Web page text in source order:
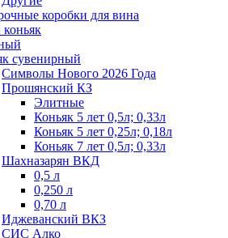
коробки для вина
сувенирный
Символы Нового 2026 Года
Прошянский КЗ
Элитные
Коньяк 5 лет 0,5л; 0,33л
Коньяк 5 лет 0,25л; 0,18л
Коньяк 7 лет 0,5л; 0,33л
Шахназарян ВКД
0,5 л
0,250 л
0,70 л
Иджеванский ВКЗ
СИС Алко